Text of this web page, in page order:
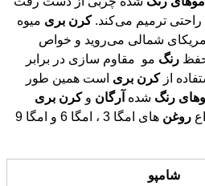
رنگمو مقاوم سازی در برابر
کرن بریاست همین طور
رنگ شده آرگانوکرن بری
روغن
گارنیر